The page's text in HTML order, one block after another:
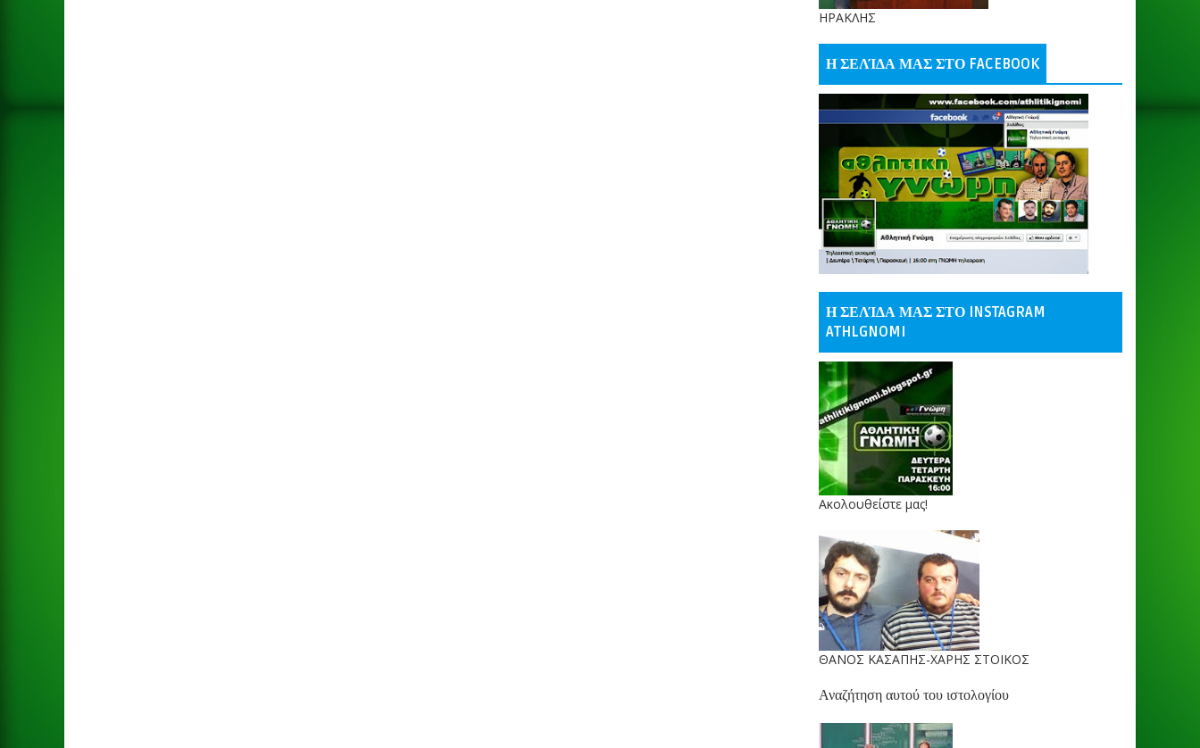
ΗΡΑΚΛΗΣ
Η ΣΕΛΊΔΑ ΜΑΣ ΣΤΟ FACEBOOK
Η ΣΕΛΊΔΑ ΜΑΣ ΣΤΟ INSTAGRAM
ATHLGNOMI
Ακολουθείστε μας!
ΘΑΝΟΣ ΚΑΣΑΠΗΣ-ΧΑΡΗΣ ΣΤΟΙΚΟΣ
Αναζήτηση αυτού του ιστολογίου